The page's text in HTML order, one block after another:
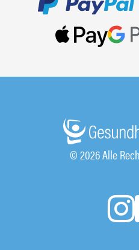
© 2026 Alle